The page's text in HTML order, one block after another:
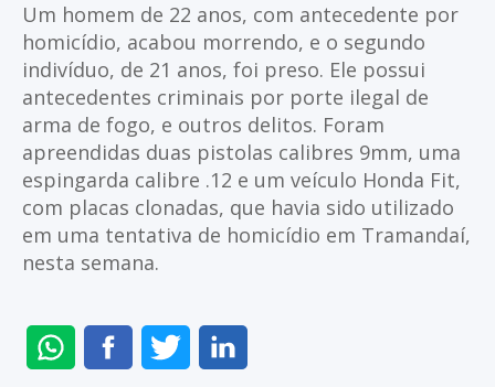
Um homem de 22 anos, com antecedente por
homicídio, acabou morrendo, e o segundo
indivíduo, de 21 anos, foi preso. Ele possui
antecedentes criminais por porte ilegal de
arma de fogo, e outros delitos. Foram
apreendidas duas pistolas calibres 9mm, uma
espingarda calibre .12 e um veículo Honda Fit,
com placas clonadas, que havia sido utilizado
em uma tentativa de homicídio em Tramandaí,
nesta semana.
ENVIAR
NO
COMPARTILHAR
NO
COMPARTILHAR
NO